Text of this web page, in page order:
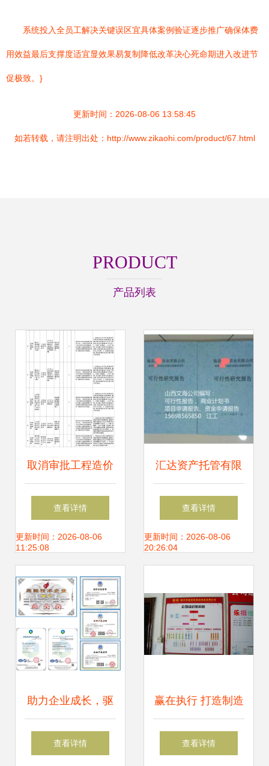
系统投入全员工解决关键误区宜具体案例验证逐步推广确保体费
用效益最后支撑度适宜显效果易复制降低改革决心死命期进入改进节
促极致。}
更新时间：2026-08-06 13:58:45
如若转载，请注明出处：http://www.zikaohi.com/product/67.html
PRODUCT
产品列表
取消审批工程造价
咨询资质 市场放活
与监管升级的平衡
之道
查看详情
更新时间：2026-08-06
11:25:08
汇达资产托管有限
责任公司佛山分公
司 主营 企业管理
查看详情
更新时间：2026-08-06
20:26:04
助力企业成长，驱
动管理变革——专
查看详情
赢在执行 打造制造
型企业变革的核心
查看详情